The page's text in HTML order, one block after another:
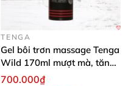
TENGA
Gel bôi trơn massage Tenga
Wild 170ml mượt mà, tăng
khoái cảm
700.000₫